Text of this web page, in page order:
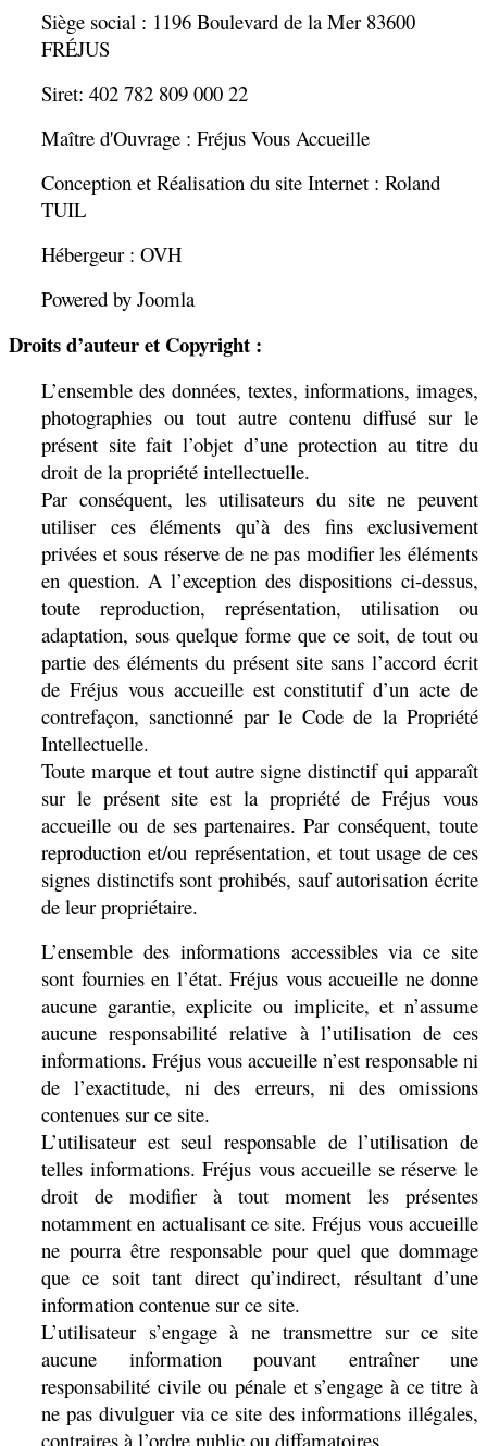
Siège social : 1196 Boulevard de la Mer 83600
FRÉJUS
Siret: 402 782 809 000 22
Maître d'Ouvrage : Fréjus Vous Accueille
Conception et Réalisation du site Internet : Roland
TUIL
Hébergeur : OVH
Powered by Joomla
Droits d’auteur et Copyright :
L’ensemble des données, textes, informations, images,
photographies ou tout autre contenu diffusé sur le
présent site fait l’objet d’une protection au titre du
droit de la propriété intellectuelle.
Par conséquent, les utilisateurs du site ne peuvent
utiliser ces éléments qu’à des fins exclusivement
privées et sous réserve de ne pas modifier les éléments
en question. A l’exception des dispositions ci-dessus,
toute reproduction, représentation, utilisation ou
adaptation, sous quelque forme que ce soit, de tout ou
partie des éléments du présent site sans l’accord écrit
de Fréjus vous accueille est constitutif d’un acte de
contrefaçon, sanctionné par le Code de la Propriété
Intellectuelle.
Toute marque et tout autre signe distinctif qui apparaît
sur le présent site est la propriété de Fréjus vous
accueille ou de ses partenaires. Par conséquent, toute
reproduction et/ou représentation, et tout usage de ces
signes distinctifs sont prohibés, sauf autorisation écrite
de leur propriétaire.
L’ensemble des informations accessibles via ce site
sont fournies en l’état. Fréjus vous accueille ne donne
aucune garantie, explicite ou implicite, et n’assume
aucune responsabilité relative à l’utilisation de ces
informations. Fréjus vous accueille n’est responsable ni
de l’exactitude, ni des erreurs, ni des omissions
contenues sur ce site.
L’utilisateur est seul responsable de l’utilisation de
telles informations. Fréjus vous accueille se réserve le
droit de modifier à tout moment les présentes
notamment en actualisant ce site. Fréjus vous accueille
ne pourra être responsable pour quel que dommage
que ce soit tant direct qu’indirect, résultant d’une
information contenue sur ce site.
L’utilisateur s’engage à ne transmettre sur ce site
aucune information pouvant entraîner une
responsabilité civile ou pénale et s’engage à ce titre à
ne pas divulguer via ce site des informations illégales,
contraires à l’ordre public ou diffamatoires.